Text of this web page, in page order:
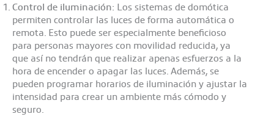
Control de iluminación: Los sistemas de domótica
permiten controlar las luces de forma automática o
remota. Esto puede ser especialmente beneficioso
para personas mayores con movilidad reducida, ya
que así no tendrán que realizar apenas esfuerzos a la
hora de encender o apagar las luces. Además, se
pueden programar horarios de iluminación y ajustar la
intensidad para crear un ambiente más cómodo y
seguro.